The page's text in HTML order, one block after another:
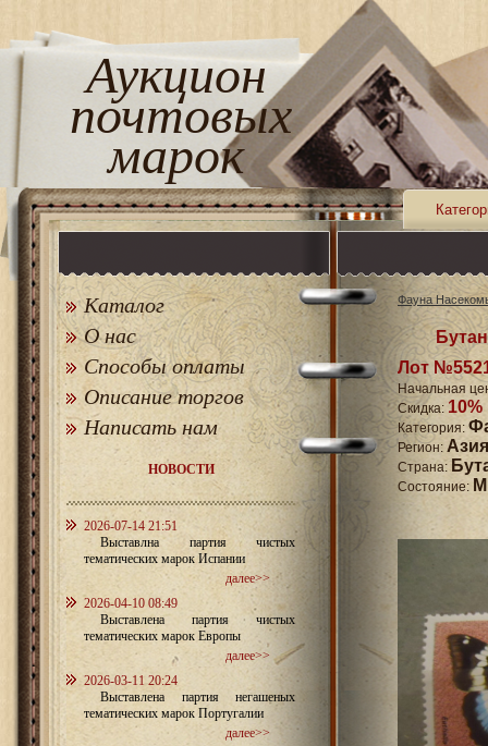
Аукцион
почтовых
марок
Каталог
О нас
Способы оплаты
Описание торгов
Написать нам
НОВОСТИ
2026-07-14 21:51
Выставлна партия чистых
тематических марок Испании
далее>>
2026-04-10 08:49
Выставлена партия чистых
тематических марок Европы
далее>>
2026-03-11 20:24
Выставлена партия негашеных
тематических марок Португалии
далее>>
Фауна
Лот
Начальная
Скидка: 10%
Категория:
Регион: Азия
Страна:
Состояние: